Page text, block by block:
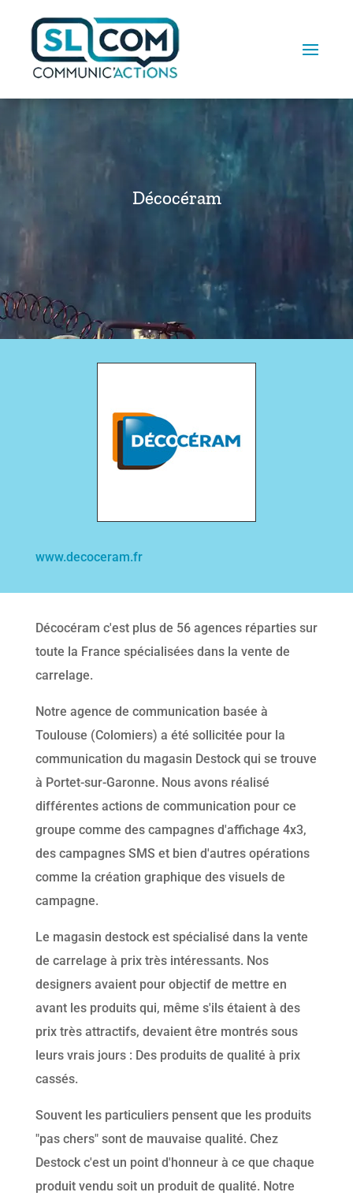
Décocéram
www.decoceram.fr
Décocéram c'est plus de 56 agences réparties sur
toute la France spécialisées dans la vente de
carrelage.
Notre agence de communication basée à
Toulouse (Colomiers) a été sollicitée pour la
communication du magasin Destock qui se trouve
à Portet-sur-Garonne. Nous avons réalisé
différentes actions de communication pour ce
groupe comme des campagnes d'affichage 4x3,
des campagnes SMS et bien d'autres opérations
comme la création graphique des visuels de
campagne.
Le magasin destock est spécialisé dans la vente
de carrelage à prix très intéressants. Nos
designers avaient pour objectif de mettre en
avant les produits qui, même s'ils étaient à des
prix très attractifs, devaient être montrés sous
leurs vrais jours : Des produits de qualité à prix
cassés.
Souvent les particuliers pensent que les produits
"pas chers" sont de mauvaise qualité. Chez
Destock c'est un point d'honneur à ce que chaque
produit vendu soit un produit de qualité. Notre